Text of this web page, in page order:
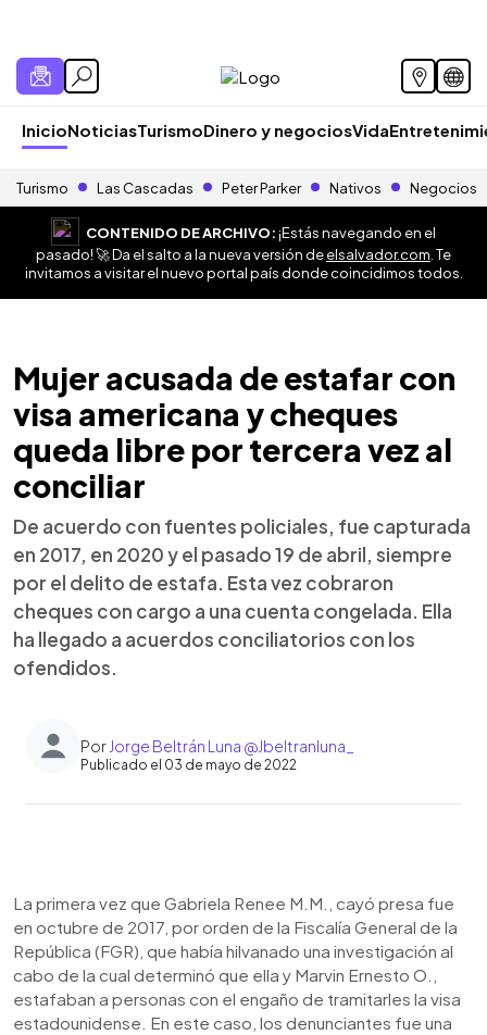
InicioNoticiasTurismoDinero y negociosVida
Turismo Las Cascadas Peter Parker Nativos Negocios
CONTENIDO DE ARCHIVO:¡Estás navegando en el
pasado! 🚀 Da el salto a la nueva versión deelsalvador.com . Te
invitamos a visitar el nuevo portal país donde coincidimos todos.
Mujer acusada de estafar con
visa americana y cheques
queda libre por tercera vez al
conciliar
De acuerdo con fuentes policiales, fue capturada
en 2017, en 2020 y el pasado 19 de abril, siempre
por el delito de estafa. Esta vez cobraron
cheques con cargo a una cuenta congelada. Ella
ha llegado a acuerdos conciliatorios con los
ofendidos.
Por Jorge Beltrán Luna @Jbeltranluna_
Publicado el 03 de mayo de 2022
Escuchar artículo
La primera vez que Gabriela Renee M.M., cayó presa fue
en octubre de 2017, por orden de la Fiscalía General de la
República (FGR), que había hilvanado una investigación al
cabo de la cual determinó que ella y Marvin Ernesto O.,
estafaban a personas con el engaño de tramitarles la visa
estadounidense. En este caso, los denunciantes fue una